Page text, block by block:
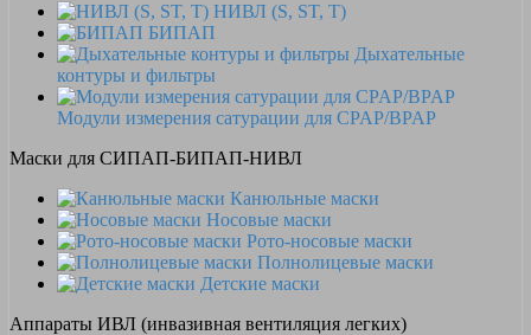
НИВЛ (S, ST, T)
БИПАП
Дыхательные
контуры и фильтры
Модули измерения сатурации для CPAP/BPAP
Маски для СИПАП-БИПАП-НИВЛ
Канюльные маски
Носовые маски
Рото-носовые маски
Полнолицевые маски
Детские маски
Аппараты ИВЛ (инвазивная вентиляция легких)